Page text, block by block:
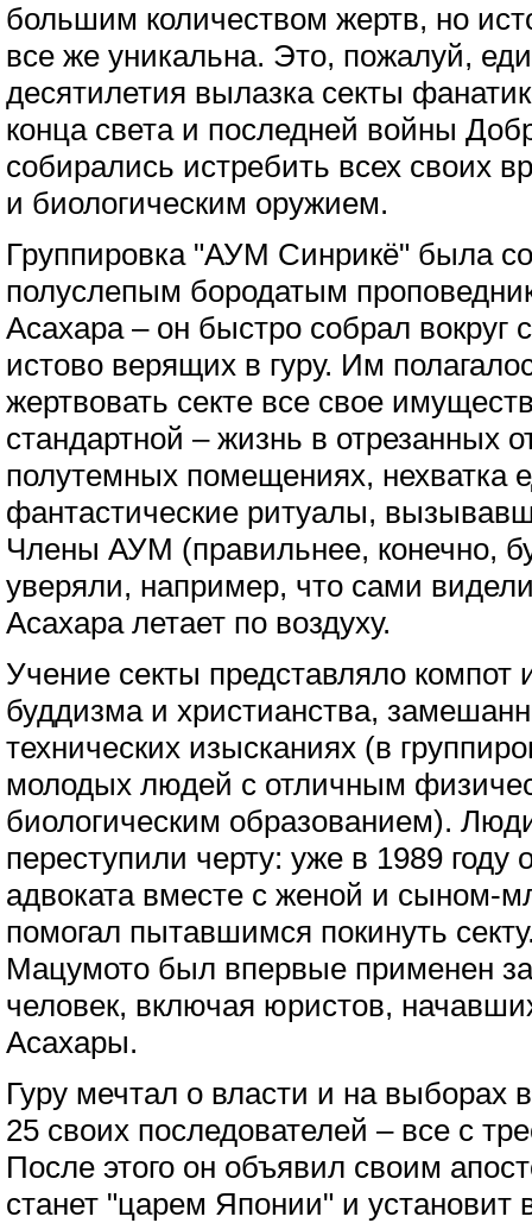
большим количеством жертв, но
все же уникальна. Это, пожалуй,
десятилетия вылазка секты
конца света и последней войны
собирались истребить всех своих
и биологическим оружием.
Группировка "АУМ Синрикё" была
полуслепым бородатым
Асахара – он быстро собрал вокруг
истово верящих в гуру. Им
жертвовать секте все свое
стандартной – жизнь в отрезанных
полутемных помещениях, нехватка
фантастические ритуалы,
Члены АУМ (правильнее, конечно,
уверяли, например, что сами
Асахара летает по воздуху.
Учение секты представляло компот
буддизма и христианства,
технических изысканиях (в
молодых людей с отличным
биологическим образованием).
переступили черту: уже в 1989 году
адвоката вместе с женой и сыном-
помогал пытавшимся покинуть
Мацумото был впервые применен
человек, включая юристов,
Асахары.
Гуру мечтал о власти и на выборах
25 своих последователей – все с
После этого он объявил своим
станет "царем Японии" и установит